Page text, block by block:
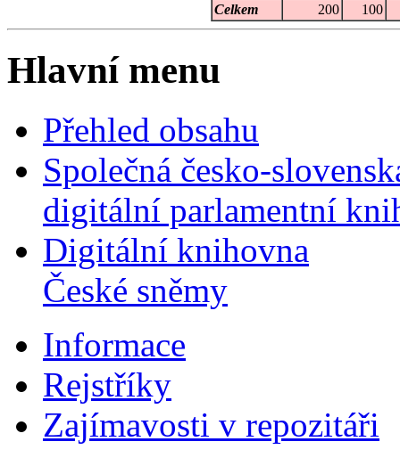
Celkem
200 100
Hlavní menu
Přehled obsahu
Společná česko-
digitální parlamentní
Digitální knihovna
České sněmy
Informace
Rejstříky
Zajímavosti v repozitáři